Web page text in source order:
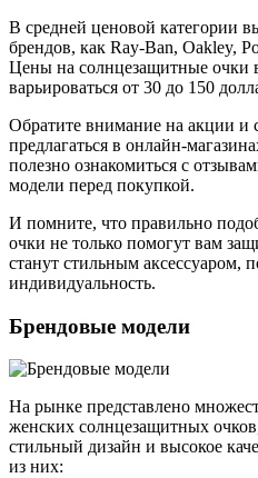
В средней ценовой категории
брендов, как Ray-Ban, Oakley,
Цены на солнцезащитные очки
варьироваться от 30 до 150
Обратите внимание на акции и
предлагаться в онлайн-
полезно ознакомиться с
модели перед покупкой.
И помните, что правильно
очки не только помогут вам
станут стильным
индивидуальность.
Брендовые модели
На рынке представлено
женских солнцезащитных
стильный дизайн и высокое
из них: